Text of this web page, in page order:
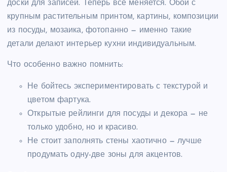
доски для записей. Теперь всё меняется. Обои с
крупным растительным принтом, картины, композиции
из посуды, мозаика, фотопанно — именно такие
детали делают интерьер кухни индивидуальным.
Что особенно важно помнить:
Не бойтесь экспериментировать с текстурой и
цветом фартука.
Открытые рейлинги для посуды и декора — не
только удобно, но и красиво.
Не стоит заполнять стены хаотично — лучше
продумать одну-две зоны для акцентов.